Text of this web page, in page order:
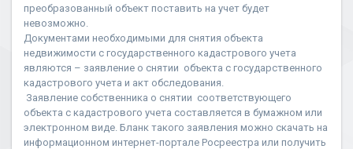
преобразованный объект поставить на учет будет
невозможно.
Документами необходимыми для снятия объекта
недвижимости с государственного кадастрового учета
являются – заявление о снятии объекта с государственного
кадастрового учета и акт обследования.
Заявление собственника о снятии соответствующего
объекта с кадастрового учета составляется в бумажном или
электронном виде. Бланк такого заявления можно скачать на
информационном интернет-портале Росреестра или получить